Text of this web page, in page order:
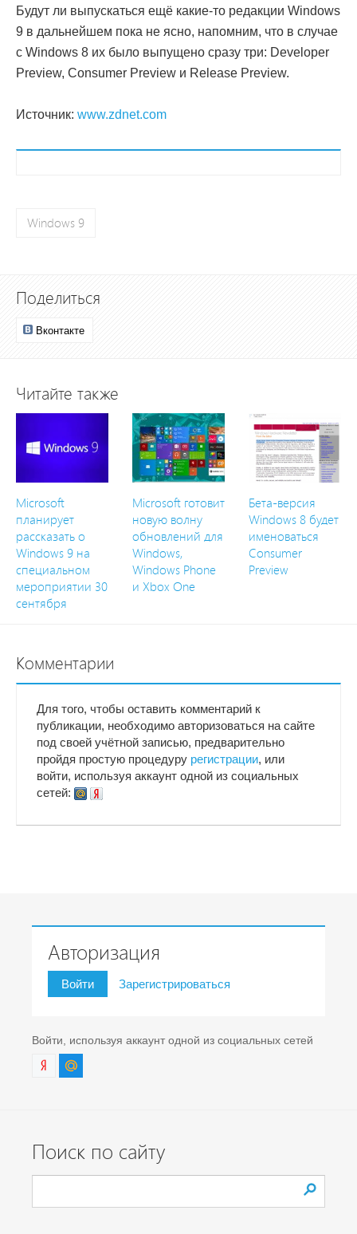
Будут ли выпускаться ещё какие-то редакции Windows
9 в дальнейшем пока не ясно, напомним, что в случае
с Windows 8 их было выпущено сразу три: Developer
Preview, Consumer Preview и Release Preview.
Источник: www.zdnet.com
Windows 9
Поделиться
Вконтакте
Читайте также
Microsoft
планирует
рассказать о
Windows 9 на
специальном
мероприятии 30
сентября
Microsoft готовит
новую волну
обновлений для
Windows,
Windows Phone
и Xbox One
Бета-версия
Windows 8 будет
именоваться
Consumer
Preview
Комментарии
Для того, чтобы оставить комментарий к
публикации, необходимо авторизоваться на сайте
под своей учётной записью, предварительно
пройдя простую процедуру регистрации, или
войти, используя аккаунт одной из социальных
сетей:
Авторизация
Войти Зарегистрироваться
Войти, используя аккаунт одной из социальных сетей
Поиск по сайту